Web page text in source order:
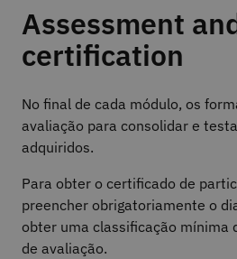
Assessment
certification
No final de cada módulo, os
avaliação para consolidar e
adquiridos.
Para obter o certificado de
preencher obrigatoriamente o
obter uma classificação mínima
de avaliação.